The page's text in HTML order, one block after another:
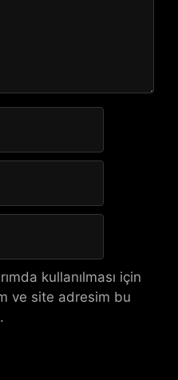
kullanılması için
ve site adresim bu